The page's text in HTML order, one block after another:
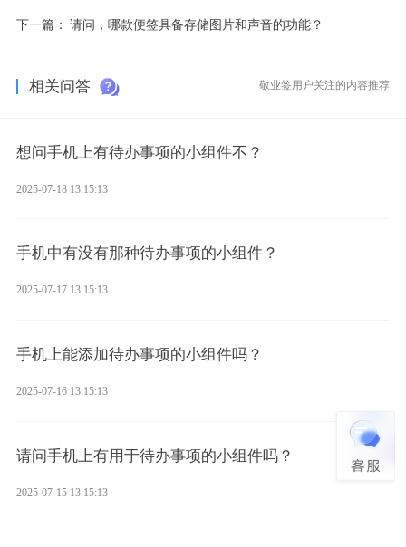
下一篇： 请问，哪款便签具备存储图片和声音的功能？
相关问答 敬业签用户关注的内容推荐
想问手机上有待办事项的小组件不？
2025-07-18 13:15:13
手机中有没有那种待办事项的小组件？
2025-07-17 13:15:13
手机上能添加待办事项的小组件吗？
2025-07-16 13:15:13
请问手机上有用于待办事项的小组件吗？
2025-07-15 13:15:13